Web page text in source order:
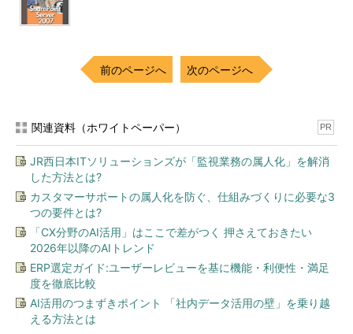
前のページへ 次のページへ
関連資料（ホワイトペーパー） PR
JR西日本ITソリューションズが「監視業務の属人化」を解消
した方法とは?
カスタマーサポートの属人化を防ぐ、仕組みづくりに必要な3
つの要件とは?
「CX分野のAI活用」はここで差がつく 押さえておきたい
2026年以降のAIトレンド
ERP選定ガイド:ユーザーレビューを基に機能・利便性・満足
度を徹底比較
AI活用のつまずきポイント 「社内データ活用の壁」を乗り越
える方法とは